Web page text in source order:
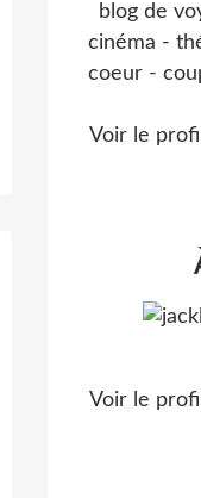
blog de
cinéma -
coeur -
Voir le
Voir le